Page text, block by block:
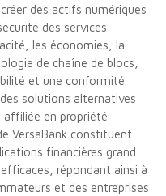
des actifs numériques
des services
les économies, la
de chaîne de blocs,
et une conformité
solutions alternatives
affiliée en propriété
VersaBank constituent
financières grand
répondant ainsi à
et des entreprises